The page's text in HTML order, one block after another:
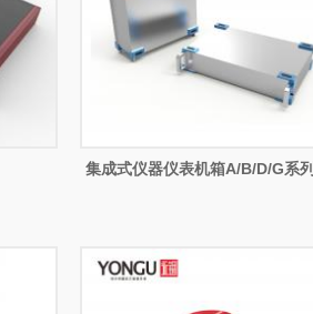
集成式仪器仪表机箱A/B/D/G系列